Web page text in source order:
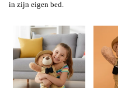
in zijn eigen bed.